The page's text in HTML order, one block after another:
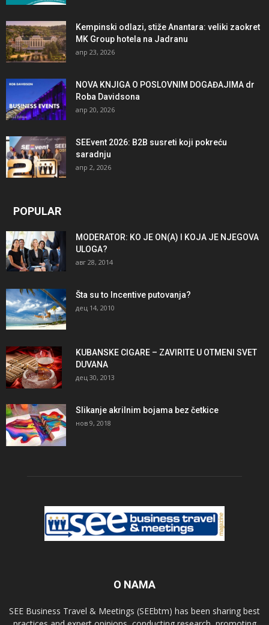
Kempinski odlazi, stiže Anantara: veliki zaokret
MK Group hotela na Jadranu
апр 23, 2026
NOVA KNJIGA O POSLOVNIM DOGAĐAJIMA dr
Roba Davidsona
апр 20, 2026
SEEvent 2026: B2B susreti koji pokreću
saradnju
апр 2, 2026
POPULAR
MODERATOR: KO JE ON(A) I KOJA JE NJEGOVA
ULOGA?
авг 28, 2014
Šta su to Incentive putovanja?
дец 14, 2010
KUBANSKE CIGARE – ZAVIRITE U OTMENI SVET
DUVANA
дец 30, 2013
Slikanje akrilnim bojama bez četkice
нов 9, 2018
O NAMA
SEE Business Travel & Meetings (SEEbtm) has been sharing best